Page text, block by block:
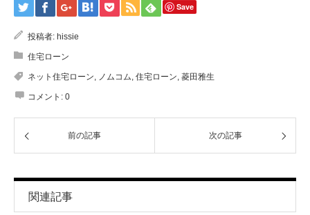
Save
投稿者: hissie
住宅ローン
ネット住宅ローン ノムコム 住宅ローン 菱田雅生
コメント: 0
前の記事 次の記事
関連記事